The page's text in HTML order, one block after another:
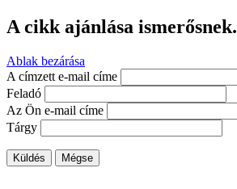
A cikk ajánlása ismerősnek.
Ablak bezárása
A címzett e-mail címe
Feladó
Az Ön e-mail címe
Tárgy
Küldés Mégse